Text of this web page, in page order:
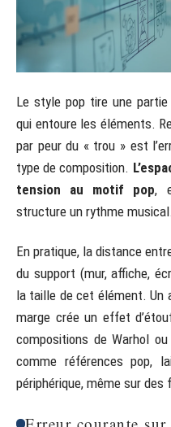
Le style pop tire une partie
qui entoure les éléments.
par peur du « trou » est
type de composition.
tension au motif pop,
structure un rythme musical.
En pratique, la distance
du support (mur, affiche,
la taille de cet élément. Un
marge crée un effet
compositions de Warhol
comme références pop,
périphérique, même sur